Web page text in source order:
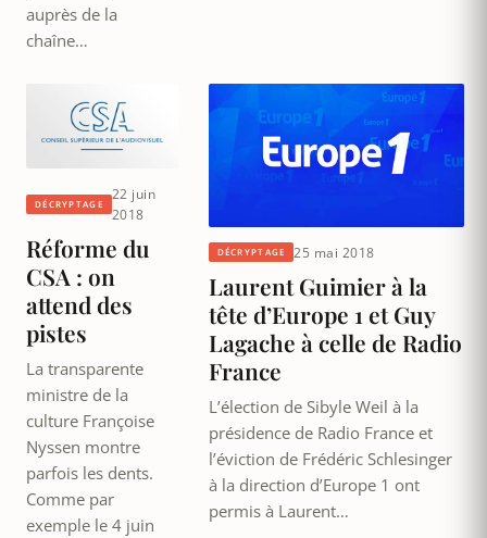
auprès de la
chaîne…
DÉCRYPTAGE
22 juin
2018
Réforme du
CSA : on
attend des
pistes
La transparente
ministre de la
culture Françoise
Nyssen montre
parfois les dents.
Comme par
exemple le 4 juin
DÉCRYPTAGE 25 mai 2018
Laurent Guimier à la
tête d’Europe 1 et Guy
Lagache à celle de Radio
France
L’élection de Sibyle Weil à la
présidence de Radio France et
l’éviction de Frédéric Schlesinger
à la direction d’Europe 1 ont
permis à Laurent…